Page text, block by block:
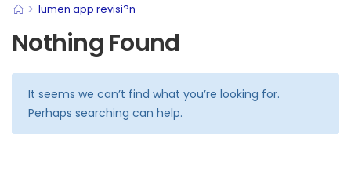
> lumen app revisi?n
Nothing Found
It seems we can’t find what you’re looking for.
Perhaps searching can help.